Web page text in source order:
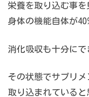
栄養を取り込む事を
身体の機能自体が
消化吸収も十分にで
その状態でサプリ
取り込まれていると